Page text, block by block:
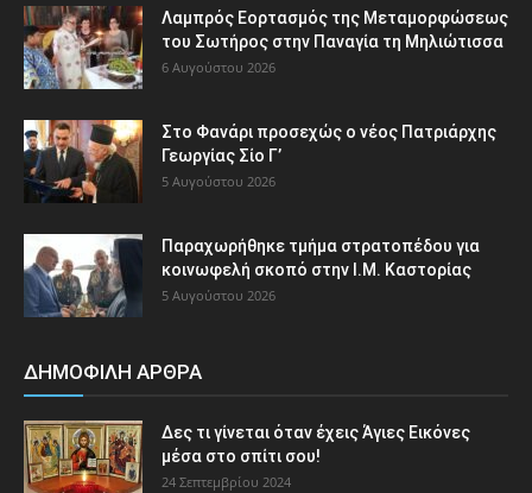
Λαμπρός Εορτασμός της Μεταμορφώσεως
του Σωτήρος στην Παναγία τη Μηλιώτισσα
6 Αυγούστου 2026
Στο Φανάρι προσεχώς ο νέος Πατριάρχης
Γεωργίας Σίο Γ’
5 Αυγούστου 2026
Παραχωρήθηκε τμήμα στρατοπέδου για
κοινωφελή σκοπό στην Ι.Μ. Καστορίας
5 Αυγούστου 2026
ΔΗΜΟΦΙΛΗ ΑΡΘΡΑ
Δες τι γίνεται όταν έχεις Άγιες Εικόνες
μέσα στο σπίτι σου!
24 Σεπτεμβρίου 2024